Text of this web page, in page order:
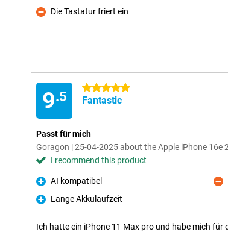
Con
Die Tastatur friert ein
9.5
5 stars
Fantastic
Passt für mich
Goragon | 25-04-2025 about the Apple iPhone 16e
I recommend this product
Pro
AI kompatibel
Pro
Lange Akkulaufzeit
Con
Ich hatte ein iPhone 11 Max pro und habe mich für